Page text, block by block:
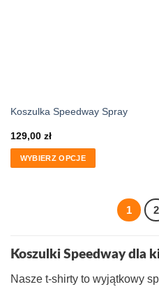
Koszulka Speedway Spray
129,00 zł
WYBIERZ OPCJE
1 2
Koszulki Speedway dla
Nasze t-shirty to wyjątkowy